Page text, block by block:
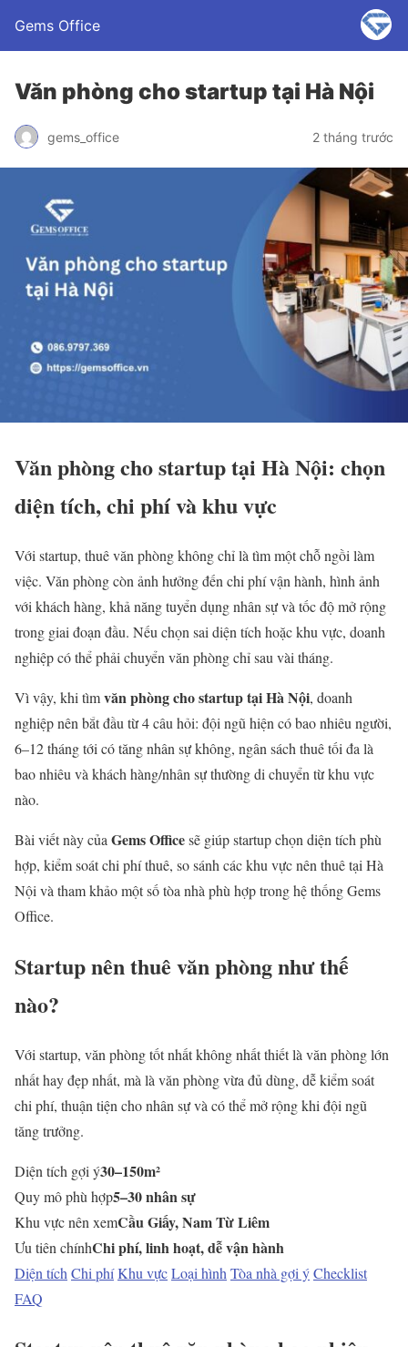
Gems Office
Văn phòng cho startup tại Hà Nội
gems_office 2 tháng trước
Văn phòng cho startup tại Hà Nội: chọn
diện tích, chi phí và khu vực
Với startup, thuê văn phòng không chỉ là tìm một chỗ ngồi làm
việc. Văn phòng còn ảnh hưởng đến chi phí vận hành, hình ảnh
với khách hàng, khả năng tuyển dụng nhân sự và tốc độ mở rộng
trong giai đoạn đầu. Nếu chọn sai diện tích hoặc khu vực, doanh
nghiệp có thể phải chuyển văn phòng chỉ sau vài tháng.
Vì vậy, khi tìmvăn phòng cho startup tại Hà Nội, doanh
nghiệp nên bắt đầu từ 4 câu hỏi: đội ngũ hiện có bao nhiêu người,
6–12 tháng tới có tăng nhân sự không, ngân sách thuê tối đa là
bao nhiêu và khách hàng/nhân sự thường di chuyển từ khu vực
nào.
Bài viết này của Gems Officesẽ giúp startup chọn diện tích phù
hợp, kiểm soát chi phí thuê, so sánh các khu vực nên thuê tại Hà
Nội và tham khảo một số tòa nhà phù hợp trong hệ thống Gems
Office.
Startup nên thuê văn phòng như thế
nào?
Với startup, văn phòng tốt nhất không nhất thiết là văn phòng lớn
nhất hay đẹp nhất, mà là văn phòng vừa đủ dùng, dễ kiểm soát
chi phí, thuận tiện cho nhân sự và có thể mở rộng khi đội ngũ
tăng trưởng.
Diện tích gợi ý30–150m²
Quy mô phù hợp5–30 nhân sự
Khu vực nên xemCầu Giấy, Nam Từ Liêm
Ưu tiên chínhChi phí, linh hoạt, dễ vận hành
Diện tích Chi phíKhu vựcLoại hình Tòa nhà gợi ýChecklist
FAQ